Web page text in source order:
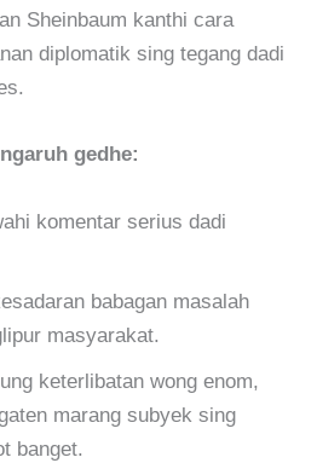
Sheinbaum kanthi cara
diplomatik sing tegang dadi
gedhe:
komentar serius dadi
babagan masalah
masyarakat.
keterlibatan wong enom,
marang subyek sing
banget.